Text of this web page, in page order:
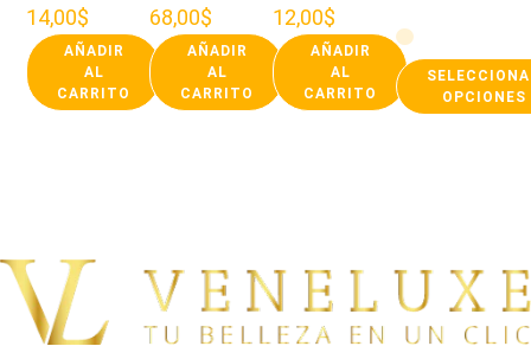
14,00$
AÑADIR
AL
CARRITO
68,00$
AÑADIR
AL
CARRITO
12,00$
AÑADIR
AL
CARRITO
OPCIONES